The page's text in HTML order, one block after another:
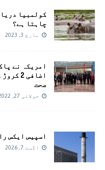
کولمبیا
چاہتا ہے؟
مارچ 3, 2023
امريکہ نے
اضافی
صحت
جولائی 27, 2022
اسپیس ایکس
اگست 7, 2026